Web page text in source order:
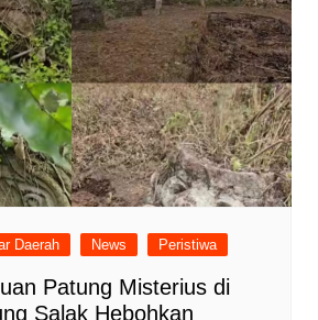
Daerah News Peristiwa
Patung Misterius di
Salak Hebohkan